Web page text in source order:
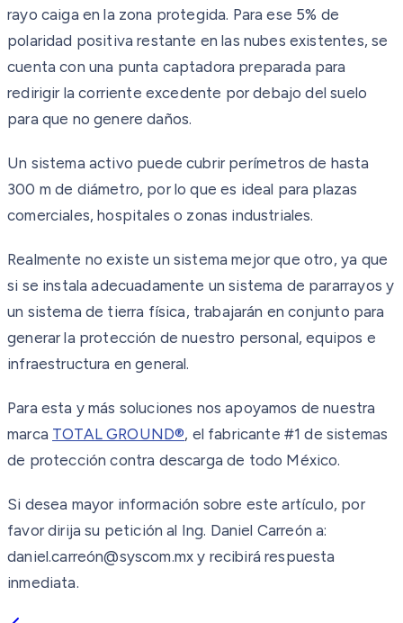
rayo caiga en la zona protegida. Para ese 5% de
polaridad positiva restante en las nubes existentes, se
cuenta con una punta captadora preparada para
redirigir la corriente excedente por debajo del suelo
para que no genere daños.
Un sistema activo puede cubrir perímetros de hasta
300 m de diámetro, por lo que es ideal para plazas
comerciales, hospitales o zonas industriales.
Realmente no existe un sistema mejor que otro, ya que
si se instala adecuadamente un sistema de pararrayos y
un sistema de tierra física, trabajarán en conjunto para
generar la protección de nuestro personal, equipos e
infraestructura en general.
Para esta y más soluciones nos apoyamos de nuestra
marca TOTAL GROUND®, el fabricante #1 de sistemas
de protección contra descarga de todo México.
Si desea mayor información sobre este artículo, por
favor dirija su petición al Ing. Daniel Carreón a:
daniel.carreón@syscom.mx y recibirá respuesta
inmediata.